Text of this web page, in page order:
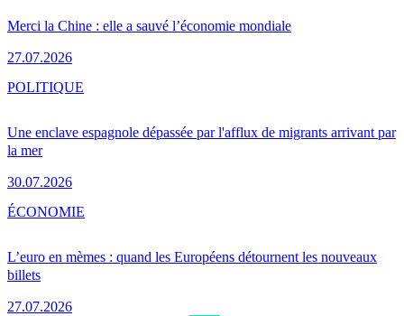
Merci la Chine : elle a sauvé l’économie mondiale
27.07.2026
Une enclave espagnole dépassée par l'afflux de migrants arrivant par
la mer
30.07.2026
POLITIQUE
L’euro en mèmes : quand les Européens détournent les nouveaux
billets
27.07.2026
ÉCONOMIE